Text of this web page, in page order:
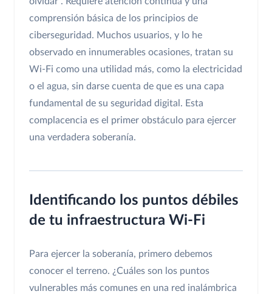
comprensión básica de los principios de
ciberseguridad. Muchos usuarios, y lo he
observado en innumerables ocasiones, tratan su
Wi-Fi como una utilidad más, como la electricidad
o el agua, sin darse cuenta de que es una capa
fundamental de su seguridad digital. Esta
complacencia es el primer obstáculo para ejercer
una verdadera soberanía.
Identificando los puntos débiles
de tu infraestructura Wi-Fi
Para ejercer la soberanía, primero debemos
conocer el terreno. ¿Cuáles son los puntos
vulnerables más comunes en una red inalámbrica